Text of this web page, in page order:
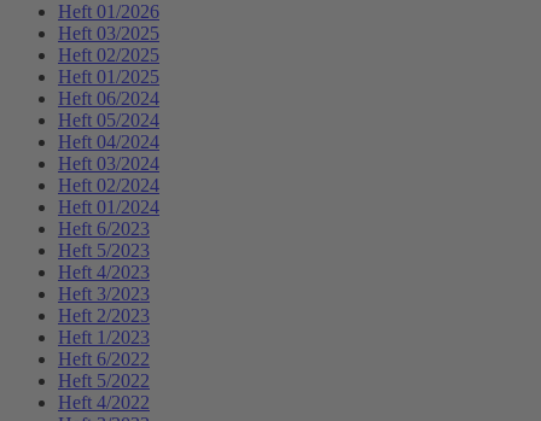
Heft 01/2026
Heft 03/2025
Heft 02/2025
Heft 01/2025
Heft 06/2024
Heft 05/2024
Heft 04/2024
Heft 03/2024
Heft 02/2024
Heft 01/2024
Heft 6/2023
Heft 5/2023
Heft 4/2023
Heft 3/2023
Heft 2/2023
Heft 1/2023
Heft 6/2022
Heft 5/2022
Heft 4/2022